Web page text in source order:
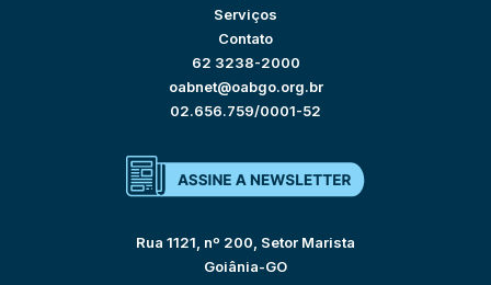
Serviços
Contato
62 3238-2000
oabnet@oabgo.org.br
02.656.759/0001-52
Rua 1121, nº 200, Setor Marista
Goiânia-GO